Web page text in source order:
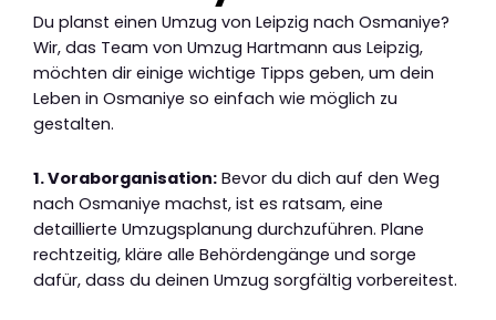
Du planst einen Umzug von Leipzig nach Osmaniye?
Wir, das Team von Umzug Hartmann aus Leipzig,
möchten dir einige wichtige Tipps geben, um dein
Leben in Osmaniye so einfach wie möglich zu
gestalten.
1. Voraborganisation: Bevor du dich auf den Weg
nach Osmaniye machst, ist es ratsam, eine
detaillierte Umzugsplanung durchzuführen. Plane
rechtzeitig, kläre alle Behördengänge und sorge
dafür, dass du deinen Umzug sorgfältig vorbereitest.